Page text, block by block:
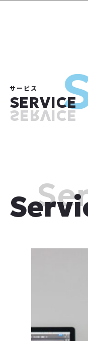
サービス
SERVICE
SERVICE